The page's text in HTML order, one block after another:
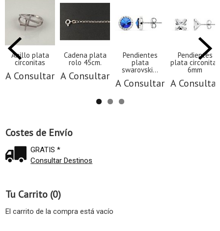
Costes de Envío
GRATIS *
Consultar Destinos
Tu Carrito (0)
El carrito de la compra está vacío
Anillo plata
circonitas
A Consultar
Cadena plata
rolo 45cm.
A Consultar
Pendientes
plata
swarovski...
A Consultar
Pendientes
plata circonitas
6mm
A Consultar